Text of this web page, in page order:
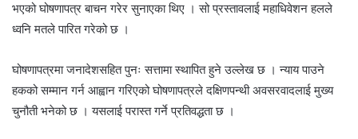
भएको घोषणापत्र बाचन गरेर सुनाएका थिए । सो प्रस्तावलाई महाधिवेशन हलले
ध्वनि मतले पारित गरेको छ ।
घोषणापत्रमा जनादेशसहित पुनः सत्तामा स्थापित हुने उल्लेख छ । न्याय पाउने
हकको सम्मान गर्न आह्वान गरिएको घोषणापत्रले दक्षिणपन्थी अवसरवादलाई मुख्य
चुनौती भनेको छ । यसलाई परास्त गर्ने प्रतिवद्धता छ ।